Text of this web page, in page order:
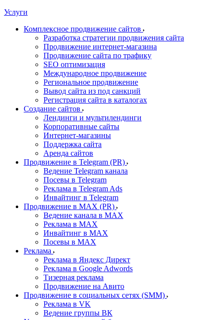
Услуги
Комплексное продвижение сайтов
Разработка стратегии продвижения сайта
Продвижение интернет-магазина
Продвижение сайта по трафику
SEO оптимизация
Международное продвижение
Региональное продвижение
Вывод сайта из под санкций
Регистрация сайта в каталогах
Создание сайтов
Лендинги и мультилендинги
Корпоративные сайты
Интернет-магазины
Поддержка сайта
Аренда сайтов
Продвижение в Telegram (PR)
Ведение Telegram канала
Посевы в Telegram
Реклама в Telegram Ads
Инвайтинг в Telegram
Продвижение в MAX (PR)
Ведение канала в MAX
Реклама в MAX
Инвайтинг в MAX
Посевы в MAX
Реклама
Реклама в Яндекс Директ
Реклама в Google Adwords
Тизерная реклама
Продвижение на Авито
Продвижение в социальных сетях (SMM)
Реклама в VK
Ведение группы ВК